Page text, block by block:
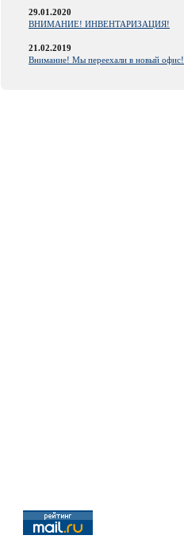
29.01.2020
ВНИМАНИЕ! ИНВЕНТАРИЗАЦИЯ!
21.02.2019
Внимание! Мы переехали в новый офис!